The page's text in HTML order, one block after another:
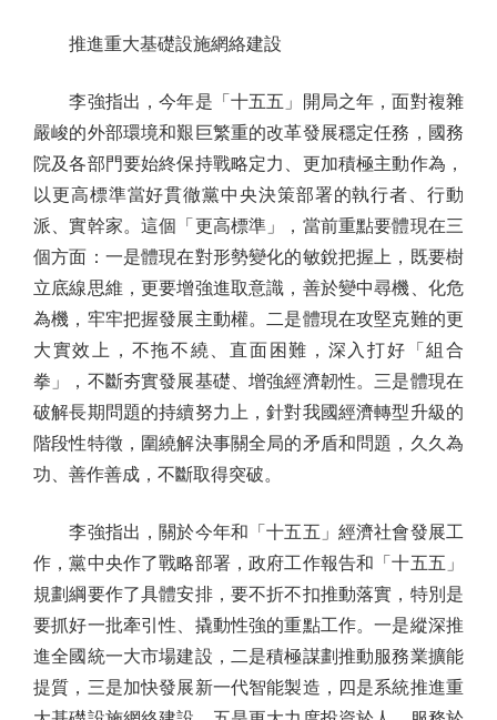
推進重大基礎設施網絡建設
李強指出，今年是「十五五」開局之年，面對複雜
嚴峻的外部環境和艱巨繁重的改革發展穩定任務，國務
院及各部門要始終保持戰略定力、更加積極主動作為，
以更高標準當好貫徹黨中央決策部署的執行者、行動
派、實幹家。這個「更高標準」，當前重點要體現在三
個方面：一是體現在對形勢變化的敏銳把握上，既要樹
立底線思維，更要增強進取意識，善於變中尋機、化危
為機，牢牢把握發展主動權。二是體現在攻堅克難的更
大實效上，不拖不繞、直面困難，深入打好「組合
拳」，不斷夯實發展基礎、增強經濟韌性。三是體現在
破解長期問題的持續努力上，針對我國經濟轉型升級的
階段性特徵，圍繞解決事關全局的矛盾和問題，久久為
功、善作善成，不斷取得突破。
李強指出，關於今年和「十五五」經濟社會發展工
作，黨中央作了戰略部署，政府工作報告和「十五五」
規劃綱要作了具體安排，要不折不扣推動落實，特別是
要抓好一批牽引性、撬動性強的重點工作。一是縱深推
進全國統一大市場建設，二是積極謀劃推動服務業擴能
提質，三是加快發展新一代智能製造，四是系統推進重